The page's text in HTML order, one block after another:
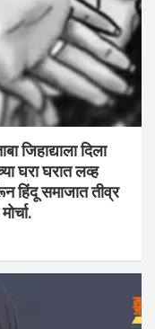
जिहाद्याला दिला
घरा घरात लव्ह
हिंदू समाजात तीव्र